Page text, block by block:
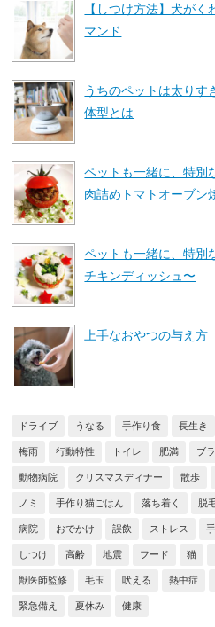
【しつけ方法】犬が
マンド
うちのペットは太りす
体型とは
ペットも一緒に、特別
肉詰めトマトオーブン
ペットも一緒に、特別
チキンディッシュ〜
上手なおやつの与え方
ドライブ うなる 手作り食 長生き
梅雨 行動特性 トイレ 肥満 ブ
動物病院 クリスマスディナー 散歩
ノミ 手作り猫ごはん 落ち着く 脱
病院 おでかけ 誤飲 ストレス
しつけ 高齢 地震 フード 猫
獣医師監修 毛玉 吠える 熱中症
緊急備え 夏休み 健康